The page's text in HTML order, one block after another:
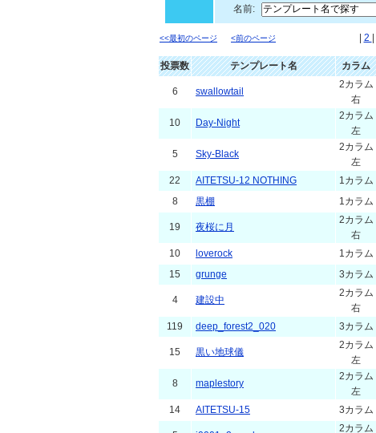
名前:
<<最初のページ <前のページ 2
投票数 テンプレート名 カラム
6 swallowtail
2カラム
右
10 Day-Night
2カラム
左
5 Sky-Black
2カラム
左
22 AITETSU-12 NOTHING 1カラム
8
黒棚 1カラム
19 夜桜に月
2カラム
右
10 loverock 1カラム
15
grunge 3カラム
4 建設中
2カラム
右
119 deep_forest2_020 3カラム
15 黒い地球儀
2カラム
左
8 maplestory
2カラム
左
14 AITETSU-15 3カラム
2カラム